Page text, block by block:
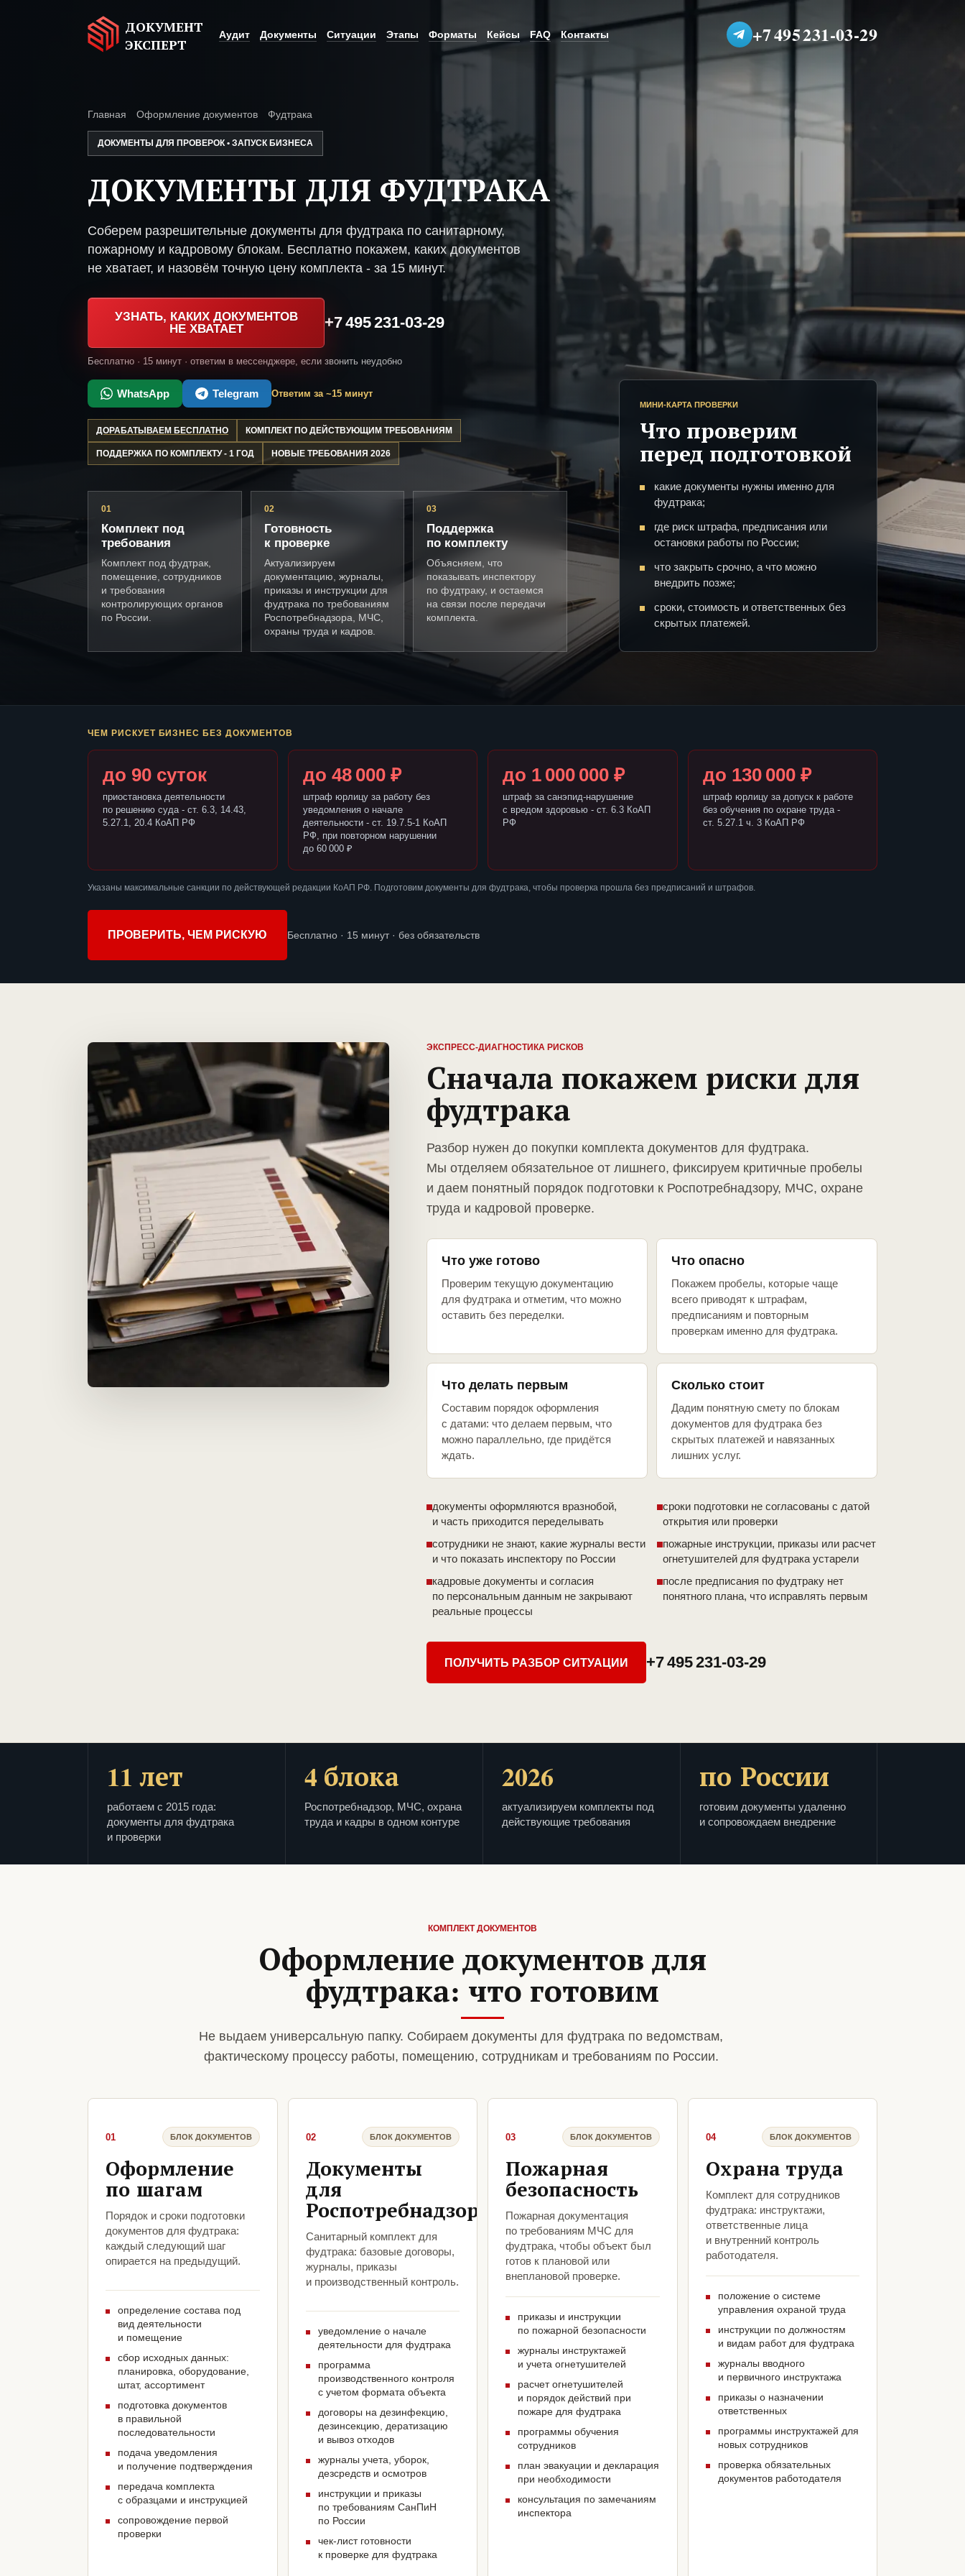
ДОКУМЕНТ
ЭКСПЕРТ
Аудит Документы Ситуации Этапы Форматы Кейсы FAQ Контакты +7 495 231-03-29
Главная Оформление документов Фудтрака
ДОКУМЕНТЫ ДЛЯ ПРОВЕРОК • ЗАПУСК БИЗНЕСА
ДОКУМЕНТЫ ДЛЯ ФУДТРАКА
Соберем разрешительные документы для фудтрака по санитарному,
пожарному и кадровому блокам. Бесплатно покажем, каких документов
не хватает, и назовём точную цену комплекта - за 15 минут.
УЗНАТЬ, КАКИХ ДОКУМЕНТОВ
НЕ ХВАТАЕТ
+7 495 231-03-29
Бесплатно · 15 минут · ответим в мессенджере, если звонить неудобно
WhatsApp Telegram Ответим за ~15 минут
ДОРАБАТЫВАЕМ БЕСПЛАТНО КОМПЛЕКТ ПО ДЕЙСТВУЮЩИМ ТРЕБОВАНИЯМ
ПОДДЕРЖКА ПО КОМПЛЕКТУ - 1 ГОД НОВЫЕ ТРЕБОВАНИЯ 2026
01
Комплект под
требования
Комплект под фудтрак,
помещение, сотрудников
и требования
контролирующих органов
по России.
02
Готовность
к проверке
Актуализируем
документацию, журналы,
приказы и инструкции для
фудтрака по требованиям
Роспотребнадзора, МЧС,
охраны труда и кадров.
03
Поддержка
по комплекту
Объясняем, что
показывать инспектору
по фудтраку, и остаемся
на связи после передачи
комплекта.
МИНИ-КАРТА ПРОВЕРКИ
Что проверим
перед подготовкой
какие документы нужны именно для
фудтрака;
где риск штрафа, предписания или
остановки работы по России;
что закрыть срочно, а что можно
внедрить позже;
сроки, стоимость и ответственных без
скрытых платежей.
ЧЕМ РИСКУЕТ БИЗНЕС БЕЗ ДОКУМЕНТОВ
до 90 суток
приостановка деятельности
по решению суда - ст. 6.3, 14.43,
5.27.1, 20.4 КоАП РФ
до 48 000 ₽
штраф юрлицу за работу без
уведомления о начале
деятельности - ст. 19.7.5-1 КоАП
РФ, при повторном нарушении
до 60 000 ₽
до 1 000 000 ₽
штраф за санэпид-нарушение
с вредом здоровью - ст. 6.3 КоАП
РФ
до 130 000 ₽
штраф юрлицу за допуск к работе
без обучения по охране труда -
ст. 5.27.1 ч. 3 КоАП РФ
Указаны максимальные санкции по действующей редакции КоАП РФ. Подготовим документы для фудтрака, чтобы проверка прошла без предписаний и штрафов.
ПРОВЕРИТЬ, ЧЕМ РИСКУЮ Бесплатно · 15 минут · без обязательств
ЭКСПРЕСС-ДИАГНОСТИКА РИСКОВ
Сначала покажем риски для
фудтрака
Разбор нужен до покупки комплекта документов для фудтрака.
Мы отделяем обязательное от лишнего, фиксируем критичные пробелы
и даем понятный порядок подготовки к Роспотребнадзору, МЧС, охране
труда и кадровой проверке.
Что уже готово
Проверим текущую документацию
для фудтрака и отметим, что можно
оставить без переделки.
Что опасно
Покажем пробелы, которые чаще
всего приводят к штрафам,
предписаниям и повторным
проверкам именно для фудтрака.
Что делать первым
Составим порядок оформления
с датами: что делаем первым, что
можно параллельно, где придётся
ждать.
Сколько стоит
Дадим понятную смету по блокам
документов для фудтрака без
скрытых платежей и навязанных
лишних услуг.
документы оформляются вразнобой,
и часть приходится переделывать
сроки подготовки не согласованы с датой
открытия или проверки
сотрудники не знают, какие журналы вести
и что показать инспектору по России
пожарные инструкции, приказы или расчет
огнетушителей для фудтрака устарели
кадровые документы и согласия
по персональным данным не закрывают
реальные процессы
после предписания по фудтраку нет
понятного плана, что исправлять первым
ПОЛУЧИТЬ РАЗБОР СИТУАЦИИ +7 495 231-03-29
11 лет
работаем с 2015 года:
документы для фудтрака
и проверки
4 блока
Роспотребнадзор, МЧС, охрана
труда и кадры в одном контуре
2026
актуализируем комплекты под
действующие требования
по России
готовим документы удаленно
и сопровождаем внедрение
КОМПЛЕКТ ДОКУМЕНТОВ
Оформление документов для
фудтрака: что готовим
Не выдаем универсальную папку. Собираем документы для фудтрака по ведомствам,
фактическому процессу работы, помещению, сотрудникам и требованиям по России.
01 БЛОК ДОКУМЕНТОВ
Оформление
по шагам
Порядок и сроки подготовки
документов для фудтрака:
каждый следующий шаг
опирается на предыдущий.
определение состава под
вид деятельности
и помещение
сбор исходных данных:
планировка, оборудование,
штат, ассортимент
подготовка документов
в правильной
последовательности
подача уведомления
и получение подтверждения
передача комплекта
с образцами и инструкцией
сопровождение первой
проверки
02 БЛОК ДОКУМЕНТОВ
Документы
для
Роспотребнадзора
Санитарный комплект для
фудтрака: базовые договоры,
журналы, приказы
и производственный контроль.
уведомление о начале
деятельности для фудтрака
программа
производственного контроля
с учетом формата объекта
договоры на дезинфекцию,
дезинсекцию, дератизацию
и вывоз отходов
журналы учета, уборок,
дезсредств и осмотров
инструкции и приказы
по требованиям СанПиН
по России
чек-лист готовности
к проверке для фудтрака
03 БЛОК ДОКУМЕНТОВ
Пожарная
безопасность
Пожарная документация
по требованиям МЧС для
фудтрака, чтобы объект был
готов к плановой или
внеплановой проверке.
приказы и инструкции
по пожарной безопасности
журналы инструктажей
и учета огнетушителей
расчет огнетушителей
и порядок действий при
пожаре для фудтрака
программы обучения
сотрудников
план эвакуации и декларация
при необходимости
консультация по замечаниям
инспектора
04 БЛОК ДОКУМЕНТОВ
Охрана труда
Комплект для сотрудников
фудтрака: инструктажи,
ответственные лица
и внутренний контроль
работодателя.
положение о системе
управления охраной труда
инструкции по должностям
и видам работ для фудтрака
журналы вводного
и первичного инструктажа
приказы о назначении
ответственных
программы инструктажей для
новых сотрудников
проверка обязательных
документов работодателя